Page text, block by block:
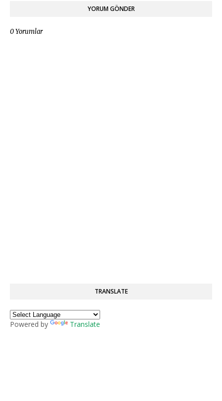
YORUM GÖNDER
0 Yorumlar
TRANSLATE
Powered by Translate